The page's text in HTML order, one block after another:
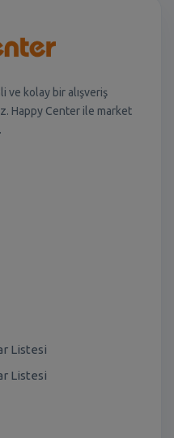
ve kolay bir alışveriş
Happy Center ile market
Listesi
Listesi